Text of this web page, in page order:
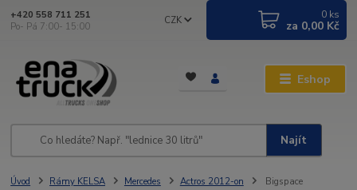
Eshop
CZK
Najít
+420 558 711 251
Po- Pá 7:00- 15:00
0 ks
za 0,00 Kč
Úvod Rámy KELSA Mercedes Actros 2012-on Bigspace